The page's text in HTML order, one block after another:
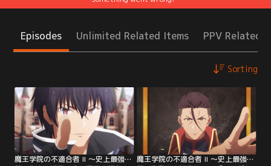
Episodes Unlimited Related Items PPV Related
Sorting
魔王学院の不適合者 II ～史上最強の魔王の始祖、転生して子孫たちの学校へ通う～ 第01話
魔王学院の不適合者 II ～史上最強の魔王の始祖、転生して子孫たちの学校へ通う～ 第02話